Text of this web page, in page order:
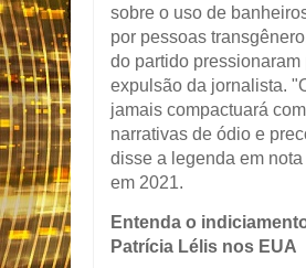
sobre o uso de
por pessoas
do partido pressionaram
expulsão da jornalista.
jamais compactuará com
narrativas de ódio e
disse a legenda em
em 2021.
Entenda o
Patrícia Lélis nos EUA